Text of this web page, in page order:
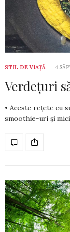
STIL DE VIA­ŢĂ 4
Verdețuri
• Aceste rețete cu
smoothie-uri și